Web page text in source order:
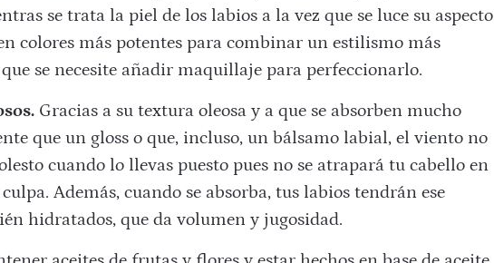
se trata la piel de los labios a la vez que se luce su aspecto
colores más potentes para combinar un estilismo más
se necesite añadir maquillaje para perfeccionarlo.
Gracias a su textura oleosa y a que se absorben mucho
que un gloss o que, incluso, un bálsamo labial, el viento no
cuando lo llevas puesto pues no se atrapará tu cabello en
Además, cuando se absorba, tus labios tendrán ese
hidratados, que da volumen y jugosidad.